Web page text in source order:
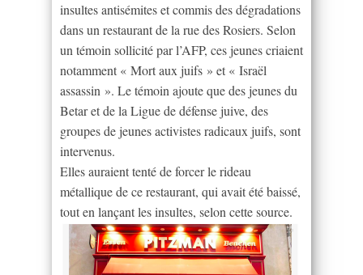
insultes antisémites et commis des dégradations
dans un restaurant de la rue des Rosiers. Selon
un témoin sollicité par l’AFP, ces jeunes criaient
notamment « Mort aux juifs » et « Israël
assassin ». Le témoin ajoute que des jeunes du
Betar et de la Ligue de défense juive, des
groupes de jeunes activistes radicaux juifs, sont
intervenus.
Elles auraient tenté de forcer le rideau
métallique de ce restaurant, qui avait été baissé,
tout en lançant les insultes, selon cette source.